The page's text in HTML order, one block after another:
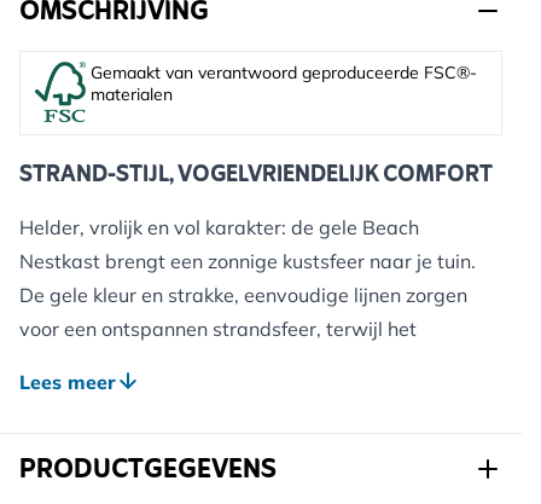
OMSCHRIJVING
Gemaakt van verantwoord geproduceerde FSC®-
materialen
STRAND-STIJL, VOGELVRIENDELIJK COMFORT
Helder, vrolijk en vol karakter: de gele Beach
Nestkast brengt een zonnige kustsfeer naar je tuin.
De gele kleur en strakke, eenvoudige lijnen zorgen
voor een ontspannen strandsfeer, terwijl het
veilige en uitnodigende plek biedt om te nestelen.
Deze nestkast is net zo praktisch als decoratief,
eenvoudig op te hangen en een plezier om naar te
Lees meer
PRODUCTGEGEVENS